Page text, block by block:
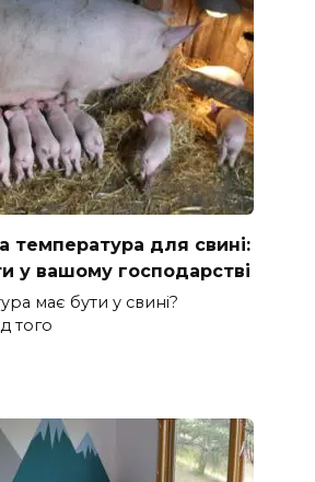
температура для свині:
у вашому господарстві
має бути у свині?
того